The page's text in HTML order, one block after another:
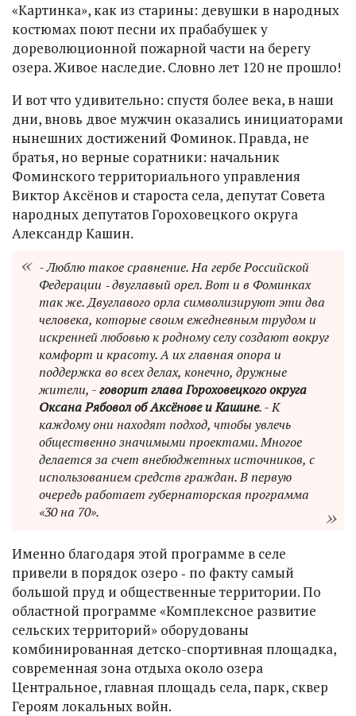
«Картинка», как из старины: девушки в народных
костюмах поют песни их прабабушек у
дореволюционной пожарной части на берегу
озера. Живое наследие. Словно лет 120 не прошло!
И вот что удивительно: спустя более века, в наши
дни, вновь двое мужчин оказались инициаторами
нынешних достижений Фоминок. Правда, не
братья, но верные соратники: начальник
Фоминского территориального управления
Виктор Аксёнов и староста села, депутат Совета
народных депутатов Гороховецкого округа
Александр Кашин.
- Люблю такое сравнение. На гербе Российской
Федерации ‑ двуглавый орел. Вот и в Фоминках
так же. Двуглавого орла символизируют эти два
человека, которые своим ежедневным трудом и
искренней любовью к родному селу создают вокруг
комфорт и красоту. А их главная опора и
поддержка во всех делах, конечно, дружные
жители, -говорит глава Гороховецкого округа
Оксана Рябовол об Аксёнове и Кашине. - К
каждому они находят подход, чтобы увлечь
общественно значимыми проектами. Многое
делается за счет внебюджетных источников, с
использованием средств граждан. В первую
очередь работает губернаторская программа
«30 на 70».
Именно благодаря этой программе в селе
привели в порядок озеро ‑ по факту самый
большой пруд и общественные территории. По
областной программе «Комплексное развитие
сельских территорий» оборудованы
комбинированная детско-спортивная площадка,
современная зона отдыха около озера
Центральное, главная площадь села, парк, сквер
Героям локальных войн.